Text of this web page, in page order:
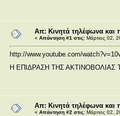
Απ: Κινητά τηλέφωνα και
« Απάντηση #1 στις:Μάρτιος 02,
http://www.youtube.com/
Η ΕΠΙΔΡΑΣΗ ΤΗΣ
Απ: Κινητά τηλέφωνα και
« Απάντηση #2 στις:Μάρτιος 02,